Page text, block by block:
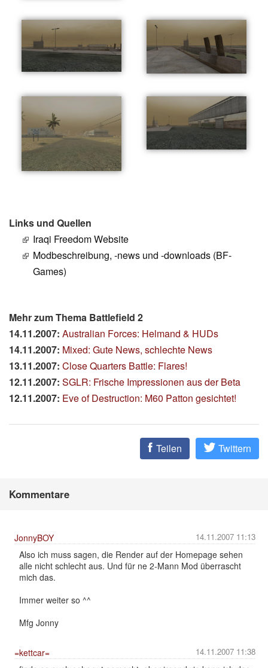
Links und Quellen
Iraqi Freedom Website
Modbeschreibung, -news und -downloads (BF-
Games)
Mehr zum Thema Battlefield 2
14.11.2007: Australian Forces: Helmand & HUDs
14.11.2007: Mixed: Gute News, schlechte News
13.11.2007: Close Quarters Battle: Flares!
12.11.2007: SGLR: Frische Impressionen aus der Beta
12.11.2007: Eve of Destruction: M60 Patton gesichtet!
Teilen Twittern
Kommentare
14.11.2007 11:13
JonnyBOY
Also ich muss sagen, die Render auf der Homepage sehen
alle nicht schlecht aus. Und für ne 2-Mann Mod überrascht
mich das.
Immer weiter so ^^
Mfg Jonny
14.11.2007 11:38
=kettcar=